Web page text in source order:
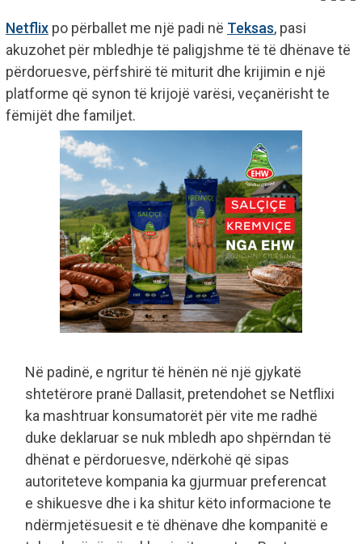
Netflix po përballet me një padi në Teksas, pasi
akuzohet për mbledhje të paligjshme të të dhënave të
përdoruesve, përfshirë të miturit dhe krijimin e një
platforme që synon të krijojë varësi, veçanërisht te
fëmijët dhe familjet.
Në padinë, e ngritur të hënën në një gjykatë
shtetërore pranë Dallasit, pretendohet se Netflixi
ka mashtruar konsumatorët për vite me radhë
duke deklaruar se nuk mbledh apo shpërndan të
dhënat e përdoruesve, ndërkohë që sipas
autoriteteve kompania ka gjurmuar preferencat
e shikuesve dhe i ka shitur këto informacione te
ndërmjetësuesit e të dhënave dhe kompanitë e